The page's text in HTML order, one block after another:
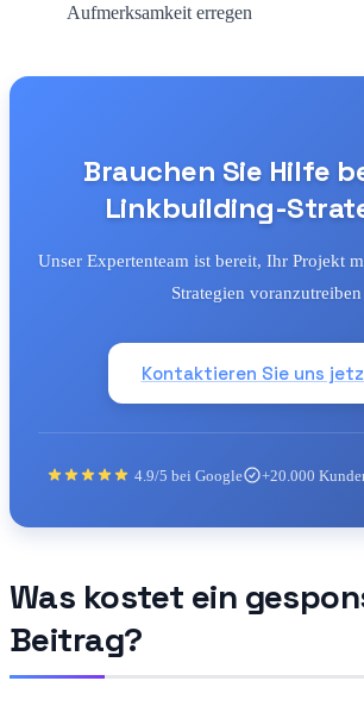
Aufmerksamkeit erregen
Brauchen Sie Hilfe
Linkbuilding-
Unser Expertenteam ist bereit, Ihr Projekt
Strategien voranzutreiben
Kontaktieren Sie uns
4.9/5 bei Google +20.000
Was kostet ein
Beitrag?